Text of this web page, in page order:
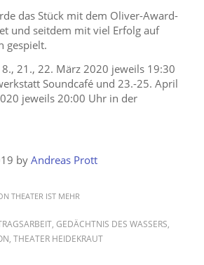
das Stück mit dem Oliver-Award-
und seitdem mit viel Erfolg auf
gespielt.
21., 22. März 2020 jeweils 19:30
Soundcafé und 23.-25. April
jeweils 20:00 Uhr in der
by Andreas Prott
THEATER IST MEHR
, GEDÄCHTNIS DES WASSERS
THEATER HEIDEKRAUT